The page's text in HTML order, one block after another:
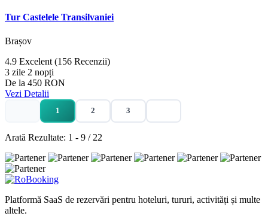
Tur Castelele Transilvaniei
Brașov
4.9 Excelent (156 Recenzii)
3 zile 2 nopți
De la 450 RON
Vezi Detalii
1 2 3
Arată Rezultate: 1 - 9 / 22
Platformă SaaS de rezervări pentru hoteluri, tururi, activități și multe
altele.